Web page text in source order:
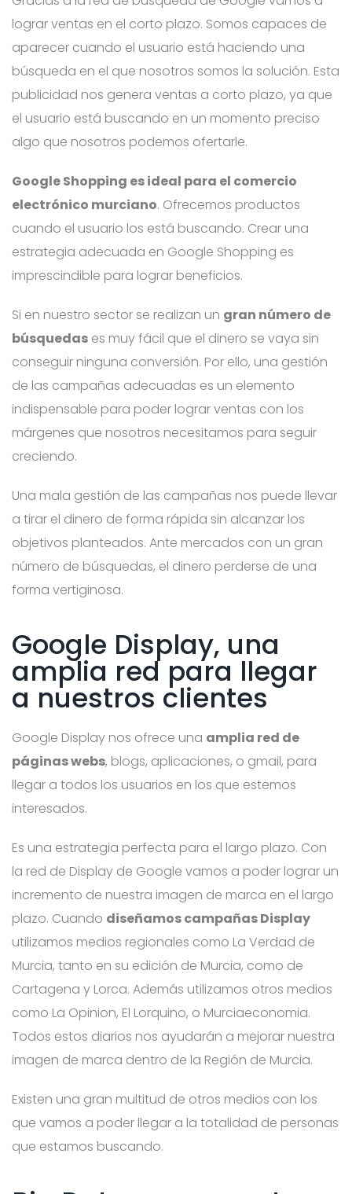
lograr ventas en el corto plazo. Somos capaces de
aparecer cuando el usuario está haciendo una
búsqueda en el que nosotros somos la solución. Esta
publicidad nos genera ventas a corto plazo, ya que
el usuario está buscando en un momento preciso
algo que nosotros podemos ofertarle.
Google Shopping es ideal para el comercio
electrónico murciano. Ofrecemos productos
cuando el usuario los está buscando. Crear una
estrategia adecuada en Google Shopping es
imprescindible para lograr beneficios.
Si en nuestro sector se realizan un gran número de
búsquedas es muy fácil que el dinero se vaya sin
conseguir ninguna conversión. Por ello, una gestión
de las campañas adecuadas es un elemento
indispensable para poder lograr ventas con los
márgenes que nosotros necesitamos para seguir
creciendo.
Una mala gestión de las campañas nos puede llevar
a tirar el dinero de forma rápida sin alcanzar los
objetivos planteados. Ante mercados con un gran
número de búsquedas, el dinero perderse de una
forma vertiginosa.
Google Display, una
amplia red para llegar
a nuestros clientes
Google Display nos ofrece una amplia red de
páginas webs, blogs, aplicaciones, o gmail, para
llegar a todos los usuarios en los que estemos
interesados.
Es una estrategia perfecta para el largo plazo. Con
la red de Display de Google vamos a poder lograr un
incremento de nuestra imagen de marca en el largo
plazo. Cuando diseñamos campañas Display
utilizamos medios regionales como La Verdad de
Murcia, tanto en su edición de Murcia, como de
Cartagena y Lorca. Además utilizamos otros medios
como La Opinion, El Lorquino, o Murciaeconomia.
Todos estos diarios nos ayudarán a mejorar nuestra
imagen de marca dentro de la Región de Murcia.
Existen una gran multitud de otros medios con los
que vamos a poder llegar a la totalidad de personas
que estamos buscando.